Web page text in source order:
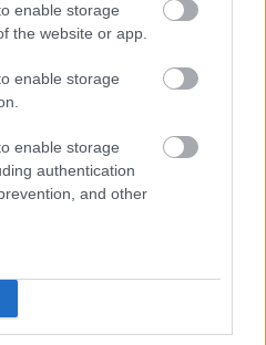
enable storage
the website or app.
enable storage
enable storage
authentication
and other
de a britek
majdnem 70 főt
hogy a rohamban
részt. A Worcestershire
17-en hősi halált haltak,
tisztjükből kettő elesett
Scrivener hadnagy részt
nem sikerült
Később is a
ő volt Nagy-
ekkor már lovagi